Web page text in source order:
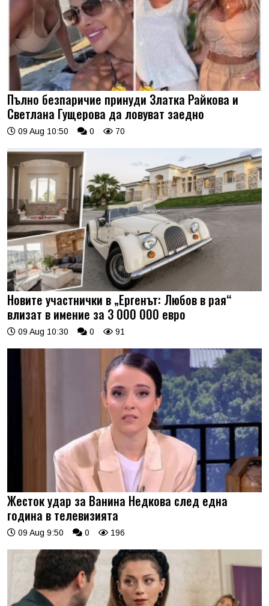
Пълно безпаричие принуди Златка Райкова и
Светлана Гущерова да ловуват заедно
09 Aug 10:50 0 70
Новите участнички в „Ергенът: Любов в рая“
влизат в имение за 3 000 000 евро
09 Aug 10:30 0 91
Жесток удар за Ванина Недкова след една
година в телевизията
09 Aug 9:50 0 196